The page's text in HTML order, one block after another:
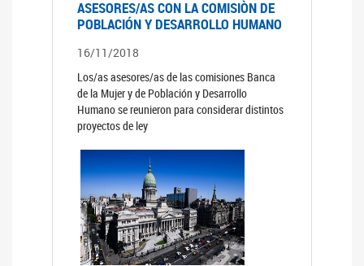
ASESORES/AS CON LA COMISIÒN DE
POBLACIÓN Y DESARROLLO HUMANO
16/11/2018
Los/as asesores/as de las comisiones Banca
de la Mujer y de Población y Desarrollo
Humano se reunieron para considerar distintos
proyectos de ley